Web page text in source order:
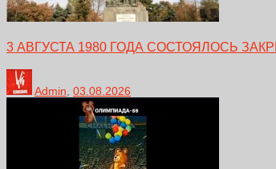
3 АВГУСТА 1980 ГОДА СОСТОЯЛОСЬ
Admin 03.08.2026